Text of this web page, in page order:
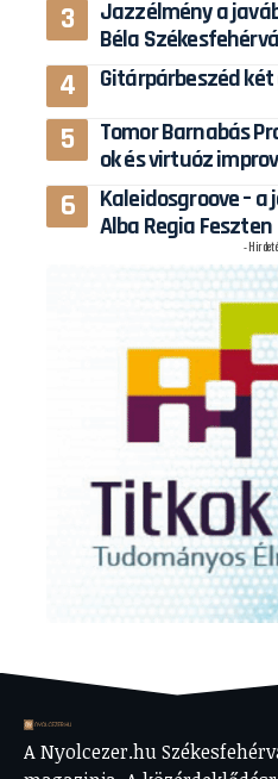
Jazzélmény a
Béla
Gitárpárbeszéd
Tomor Barnabás
ok és virtuóz
Kaleidosgroove –
Alba Regia Feszten
-
A Nyolcezer.hu